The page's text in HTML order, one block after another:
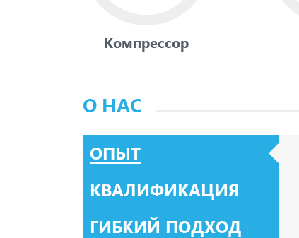
Компрессор
О НАС
ОПЫТ
КВАЛИФИКАЦИЯ
ГИБКИЙ ПОДХОД